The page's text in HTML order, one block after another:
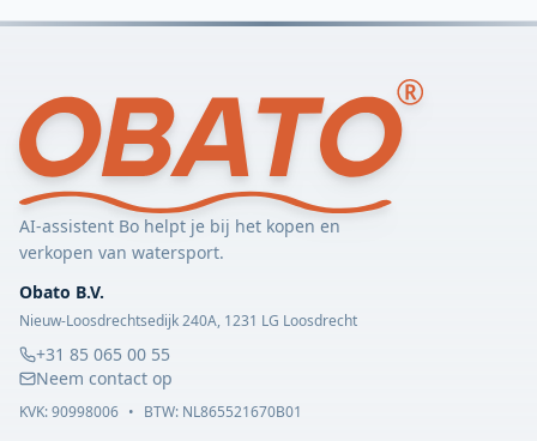
AI-assistent Bo helpt je bij het kopen en
verkopen van watersport.
Obato B.V.
Nieuw-Loosdrechtsedijk 240A, 1231 LG Loosdrecht
+31 85 065 00 55
Neem contact op
KVK:90998006 • BTW: NL865521670B01